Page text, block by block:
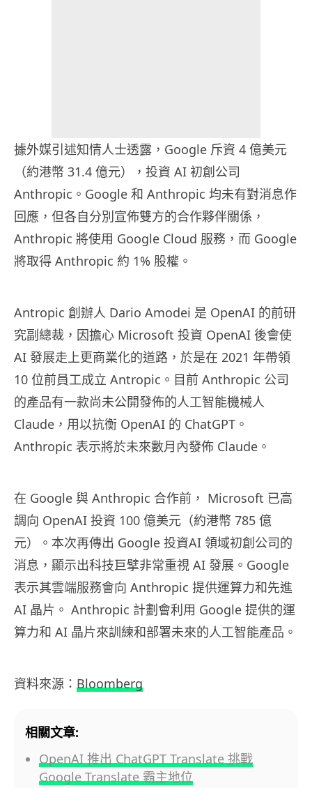
據外媒引述知情人士透露，Google 斥資 4 億美元
（約港幣 31.4 億元），投資 AI 初創公司
Anthropic。Google 和 Anthropic 均未有對消息作
回應，但各自分別宣佈雙方的合作夥伴關係，
Anthropic 將使用 Google Cloud 服務，而 Google
將取得 Anthropic 約 1% 股權。
Antropic 創辦人 Dario Amodei 是 OpenAI 的前研
究副總裁，因擔心 Microsoft 投資 OpenAI 後會使
AI 發展走上更商業化的道路，於是在 2021 年帶領
10 位前員工成立 Antropic。目前 Anthropic 公司
的產品有一款尚未公開發佈的人工智能機械人
Claude，用以抗衡 OpenAI 的 ChatGPT。
Anthropic 表示將於未來數月內發佈 Claude。
在 Google 與 Anthropic 合作前， Microsoft 已高
調向 OpenAI 投資 100 億美元（約港幣 785 億
元）。本次再傳出 Google 投資AI 領域初創公司的
消息，顯示出科技巨擘非常重視 AI 發展。Google
表示其雲端服務會向 Anthropic 提供運算力和先進
AI 晶片。 Anthropic 計劃會利用 Google 提供的運
算力和 AI 晶片來訓練和部署未來的人工智能產品。
資料來源： Bloomberg
相關文章:
OpenAI 推出 ChatGPT Translate 挑戰
Google Translate 霸主地位